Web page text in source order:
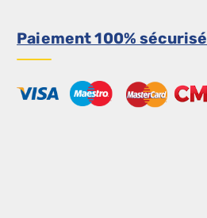
Paiement 100% sécurisé